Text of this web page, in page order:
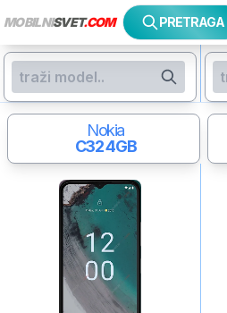
MOBILNISVET.COM PRETRAGA
Nokia
C324GB